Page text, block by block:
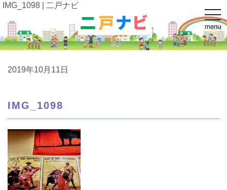
t
o
g
g
l
e
o
menu
IMG_1098 | 二戸ナビ
2019年10月11日
IMG_1098